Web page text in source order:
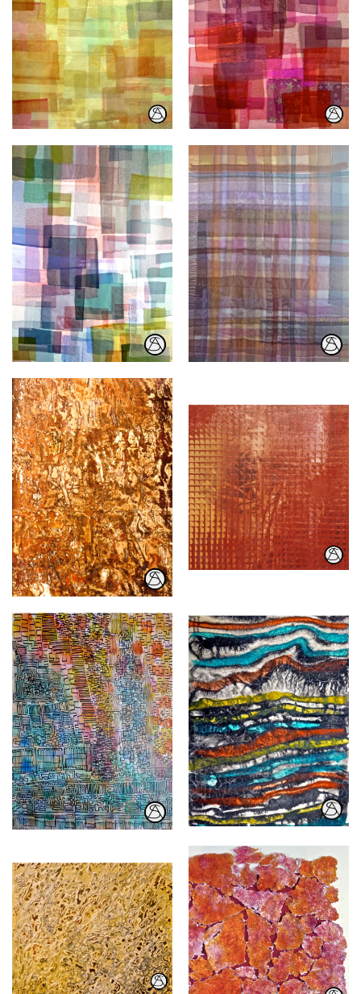
Organza
Organza
Organza
Organza
Öl, Tusche Öl
Gouache, Tusche Gouache, Tusche
Öl
selbsthergestelltes
Papier, Pigmente, Karton